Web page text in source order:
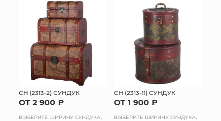
СН (2313-2) СУНДУК
ОТ 2 900 ₽
ВЫБЕРИТЕ ШИРИНУ СУНДУКА,
СН (2313-11) СУНДУК
ОТ 1 900 ₽
ВЫБЕРИТЕ ШИРИНУ СУНДУКА,